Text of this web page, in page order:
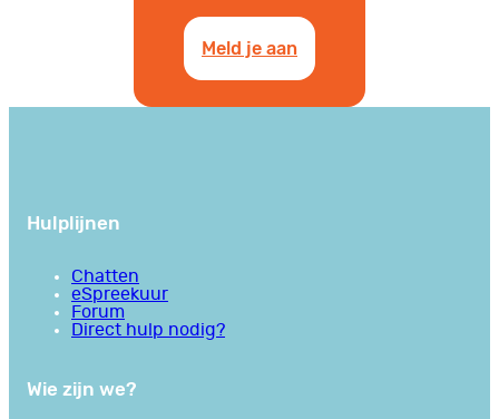
Meld je aan
Hulplijnen
Chatten
eSpreekuur
Forum
Direct hulp nodig?
Wie zijn we?